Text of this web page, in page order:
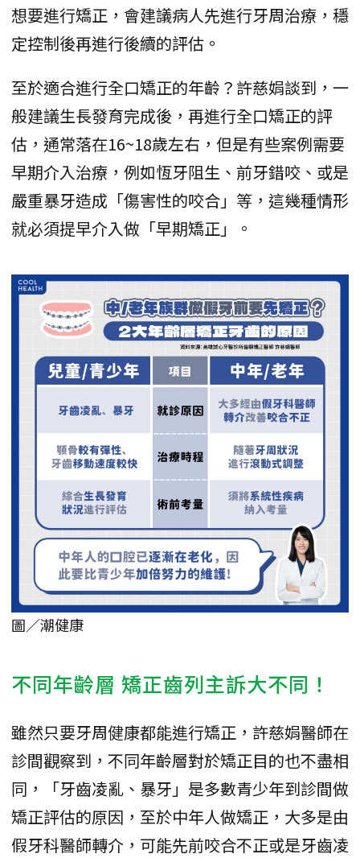
想要進行矯正，會建議病人先進行牙周治療，穩
定控制後再進行後續的評估。
至於適合進行全口矯正的年齡？許慈娟談到，一
般建議生長發育完成後，再進行全口矯正的評
估，通常落在16~18歲左右，但是有些案例需要
早期介入治療，例如恆牙阻生、前牙錯咬、或是
嚴重暴牙造成「傷害性的咬合」等，這幾種情形
就必須提早介入做「早期矯正」。
圖／潮健康
不同年齡層 矯正齒列主訴大不同！
雖然只要牙周健康都能進行矯正，許慈娟醫師在
診間觀察到，不同年齡層對於矯正目的也不盡相
同，「牙齒凌亂、暴牙」是多數青少年到診間做
矯正評估的原因，至於中年人做矯正，大多是由
假牙科醫師轉介，可能先前咬合不正或是牙齒凌